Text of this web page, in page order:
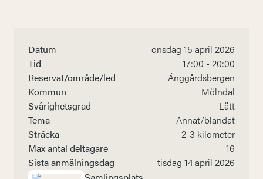
Datum
onsdag 15 april 2026
Tid
17:00 - 20:00
Reservat/område/led
Änggårdsbergen
Kommun
Mölndal
Svårighetsgrad
Lätt
Tema
Annat/blandat
Sträcka
2-3 kilometer
Max antal deltagare
16
Sista anmälningsdag
tisdag 14 april 2026